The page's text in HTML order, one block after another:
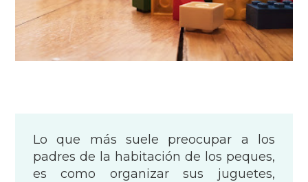
Lo que más suele preocupar a los
padres de la habitación de los peques,
es como organizar sus juguetes,